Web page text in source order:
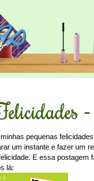
pequenas
um instante e fazer um
E essa postagem
lá: